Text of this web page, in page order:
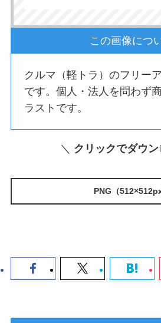
この画像につ
クルマ（軽トラ）のフリー
です。個人・法人を問わず
ラストです。
＼ クリックでダウン
PNG（512×512px